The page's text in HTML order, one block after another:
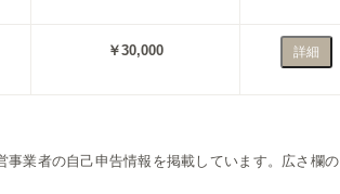
￥30,000 詳細
業者の自己申告情報を掲載しています。広さ欄の